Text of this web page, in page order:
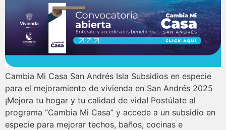
Cambia Mi Casa San Andrés Isla Subsidios en especie
para el mejoramiento de vivienda en San Andrés 2025
¡Mejora tu hogar y tu calidad de vida! Postúlate al
programa “Cambia Mi Casa” y accede a un subsidio en
especie para mejorar techos, baños, cocinas e